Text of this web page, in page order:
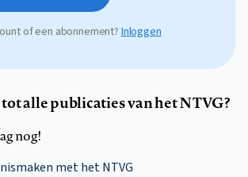
of een abonnement? Inloggen
alle publicaties van het NTVG?
nog!
met het NTVG